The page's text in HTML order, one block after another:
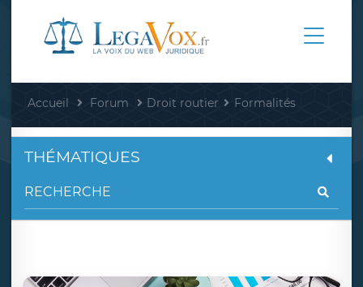
Accueil Forum Droit routier Formalités
THÉMATIQUES